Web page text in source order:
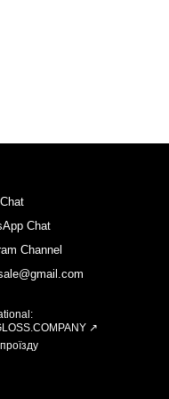
Chat
Channel
↗